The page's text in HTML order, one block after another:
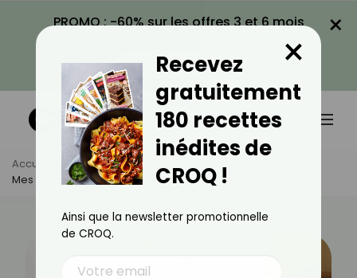
PROMO : -60% sur les offres 3 et 6 mois
VOIR LA PROMO
×
Accueil Actus
Santé
Mes Selles Sont Noires, Que Faire ?
Recevez
gratuitement
180 recettes
inédites de
CROQ !
×
Ainsi que la newsletter promotionnelle
de CROQ.